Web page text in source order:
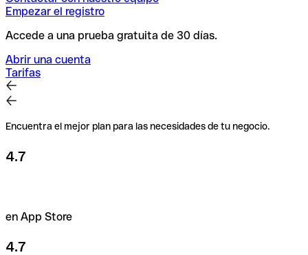
Empezar el registro
Accede a una prueba gratuita de 30 días.
Abrir una cuenta
Tarifas
Encuentra el mejor plan para las necesidades de tu negocio.
4.7
en App Store
4.7